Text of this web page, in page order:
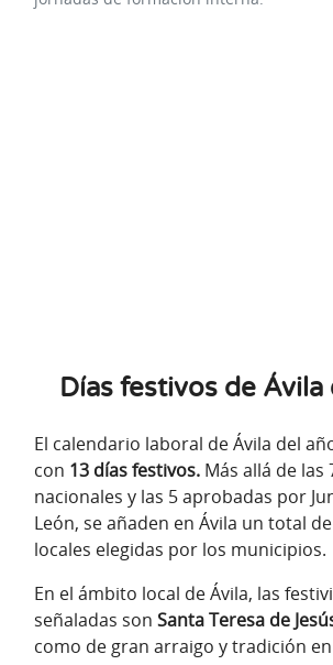
Días festivos de
El calendario laboral de Ávila del
con 13 días festivos. Más allá de las
nacionales y las 5 aprobadas por
León, se añaden en Ávila un total
locales elegidas por los municipios.
En el ámbito local de Ávila, las
señaladas son Santa Teresa de
como de gran arraigo y tradición en